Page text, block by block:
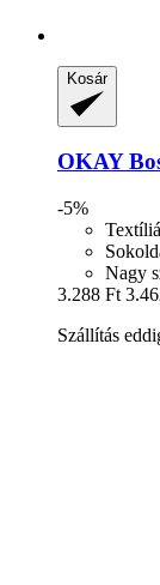
Kosár
OKAY
-5%
Nagy
3.288 Ft
Szállítás